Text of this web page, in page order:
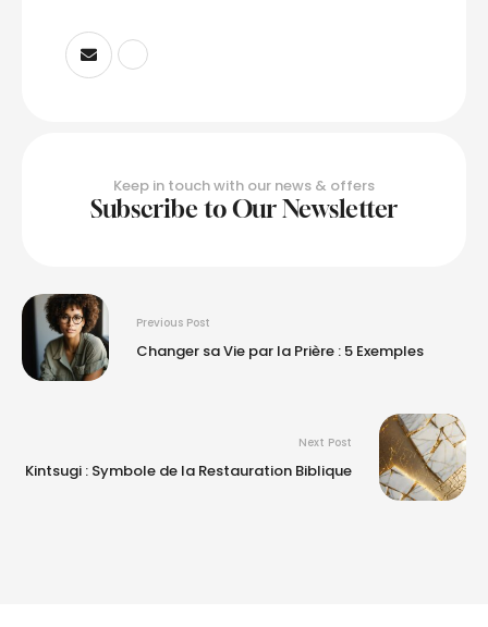
Keep in touch with our news & offers
Subscribe to Our Newsletter
Previous Post
Changer sa Vie par la Prière : 5 Exemples
Next Post
Kintsugi : Symbole de la Restauration Biblique